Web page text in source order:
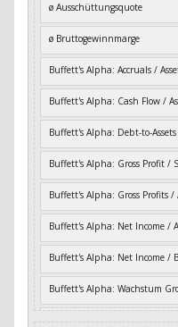
ø Ausschüttungsquote
ø Bruttogewinnmarge
Buffett's Alpha: Accruals /
Buffett's Alpha: Cash Flow /
Buffett's Alpha: Debt-to-Assets
Buffett's Alpha: Gross Profit /
Buffett's Alpha: Gross Profits /
Buffett's Alpha: Net Income /
Buffett's Alpha: Net Income /
Buffett's Alpha: Wachstum
Buffett's Alpha: Wachstum